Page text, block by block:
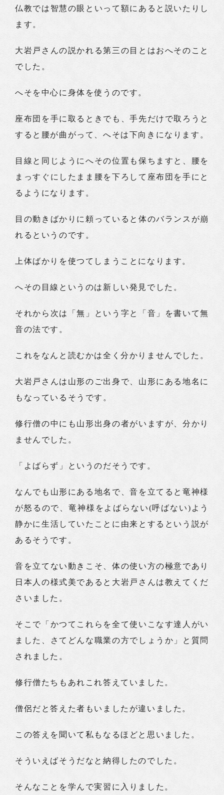
仏教では智慧の眼といって額にあると説いたりし
ます。
大岩戸さんの説かれる第三の目とはおへそのこと
でした。
へそを中心に身体を使うのです。
座布団を手に取るときでも、手先だけで取ろうと
すると腰が曲がって、へそは下向きになります。
目線と同じようにへその位置も保ちますと、腰を
まっすぐにしたまま腰を下ろして座布団を手にと
るようになります。
目の動きばかりに頼っていると体のバランスが崩
れるというのです。
上体ばかりを使つてしまうことになります。
へその目線というのは新しい発見でした。
それから次は「無」という字と「音」を書いて無
音の法です。
これをなんと読むかは全く分かりませんでした。
大岩戸さんは山形のご出身で、山形にある地名に
もなっているそうです。
修行僧の中にも山形出身の者がいますが、分かり
ませんでした。
「よばらず」というのだそうです。
なんでも山形にある地名で、音を立てると竜神様
が怒るので、竜神様をよばらない(呼ばない)よう
静かに生活していたことに由来とするという説が
あるそうです。
音を立てない動きこそ、体の使い方の極意であり
日本人の様式美であると大岩戸さんは教えてくだ
さいました。
そこで「かつてこれらを全て使いこなす達人がい
ました、さてどんな職業の方でしょうか」と質問
されました。
修行僧たちもあれこれ答えていました。
僧侶だと答えた者もいましたが違いました。
この答えを聞いて私もなるほどと思いました。
そういえばそうだなと納得したのでした。
そんなことを学んで実習に入りました。